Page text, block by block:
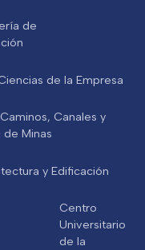
de
de la Empresa
Canales y
Minas
y Edificación
Centro
Universitario
de la